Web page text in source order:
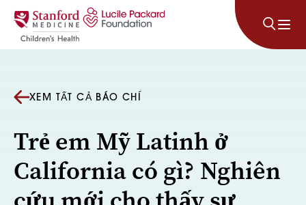
Bỏ qua nội dung
XEM TẤT CẢ BÁO CHÍ
Trẻ em Mỹ Latinh ở
California có gì? Nghiên